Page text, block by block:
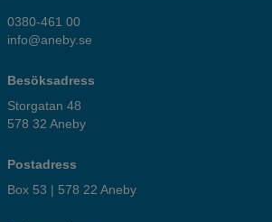
0380-461 00
info@aneby.se
Besöksadress
Storgatan 48
578 32 Aneby
Postadress
Box 53 | 578 22 Aneby